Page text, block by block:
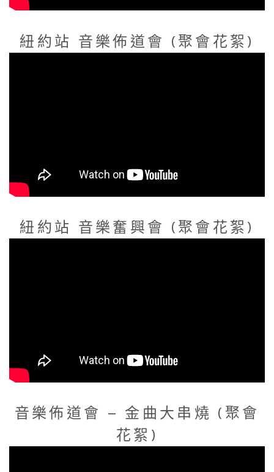
紐約站 音樂佈道會 (聚會花絮)
紐約站 音樂奮興會 (聚會花絮)
音樂佈道會 – 金曲大串燒 (聚會
花絮)